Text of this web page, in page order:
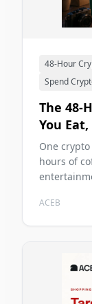
48-Hour
Spend
The 48-
You
Without
One
hours of
two
ACEB